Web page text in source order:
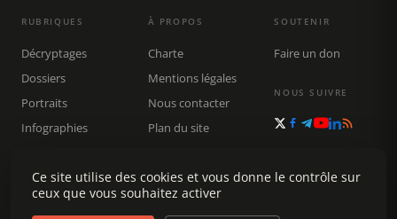
RUBRIQUES
Décryptages
Dossiers
Portraits
Infographies
Rechercher
À PROPOS
Charte
Mentions légales
Nous contacter
Plan du site
SOUTENIR
Faire un don
NOUS SUIVRE
Ce site utilise des cookies et vous donne le contrôle sur
ceux que vous souhaitez activer